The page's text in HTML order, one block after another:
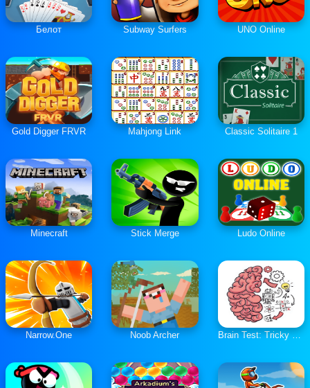
Белот Subway Surfers UNO Online
Gold Digger FRVR Mahjong Link Classic Solitaire 1
Minecraft Stick Merge Ludo Online
Narrow.One Noob Archer Brain Test: Tricky Puzzles